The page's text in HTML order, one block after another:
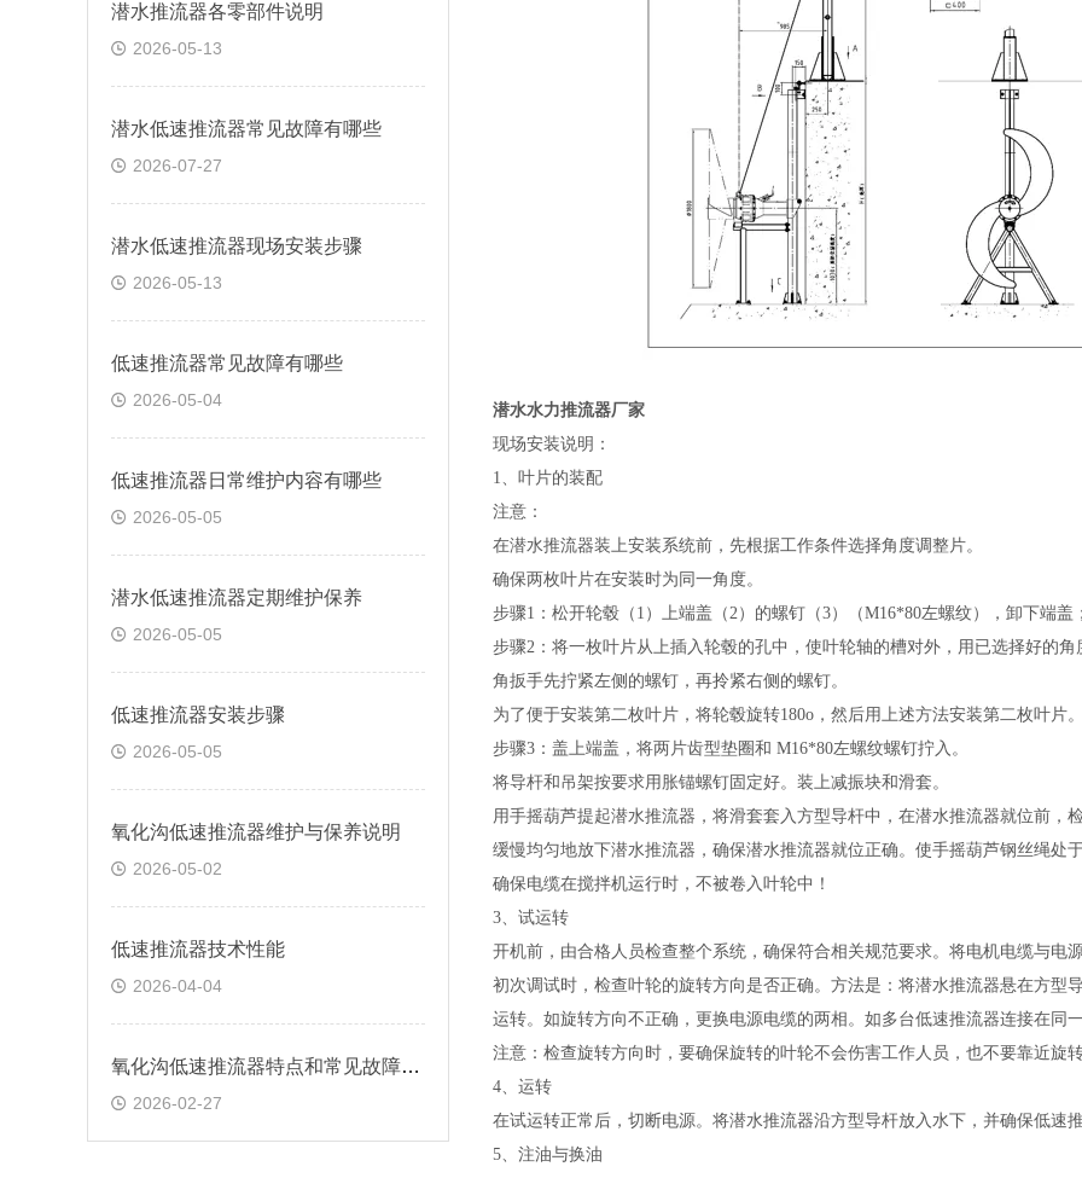
潜水推流器各零部件说明
2026-05-13
潜水低速推流器常见故障有哪些
2026-07-27
潜水低速推流器现场安装步骤
2026-05-13
低速推流器常见故障有哪些
2026-05-04
低速推流器日常维护内容有哪些
2026-05-05
潜水低速推流器定期维护保养
2026-05-05
低速推流器安装步骤
2026-05-05
氧化沟低速推流器维护与保养说明
2026-05-02
低速推流器技术性能
2026-04-04
氧化沟低速推流器特点和常见故障维修
2026-02-27
潜水水力推流器厂家
现场安装说明：
1、叶片的装配
注意：
在潜水推流器装上安装系统前，先根据工作条件选择角度调整片。
确保两枚叶片在安装时为同一角度。
步骤1 ： 松开轮毂（ 1）上端盖（2）的螺钉（3）（M16*80左螺纹），卸下端盖
步骤2 ： 将一枚叶片从上插入轮毂的孔中，使叶轮轴的槽对外，用已选择好的
角扳手先拧紧左侧的螺钉，再拎紧右侧的螺钉。
为了便于安装第二枚叶片，将轮毂旋转180o，然后用上述方法安装第二枚叶片
步骤3 ： 盖上端盖，将两片齿型垫圈和 M16*80左螺纹螺钉拧入。
将导杆和吊架按要求用胀锚螺钉固定好。 装上减振块和滑套。
用手摇葫芦提起潜水推流器 ，将滑套套入方型导杆中，在潜水推流器就位前，
缓慢均匀地放下潜水推流器 ，确保潜水推流器就位正确。使手摇葫芦钢丝绳处
确保电缆在搅拌机运行时，不被卷入叶轮中！
3、试运转
开机前，由合格人员检查整个系统，确保符合相关规范要求。将电机电缆与电
初 次调试时，检查叶轮的旋转方向是否正确。方法是：将潜水推流器悬在方型
运转。如旋转方向不正确，更换电源电缆的两相。如多台低速推流器连接在同
注意：检查旋转方向时，要确保旋转的叶轮不会伤害工作人员，也不要靠近旋
4、运转
在试运转正常后，切断电源。将潜水推流器沿方型导杆放入水下，并确保低速
5、注油与换油